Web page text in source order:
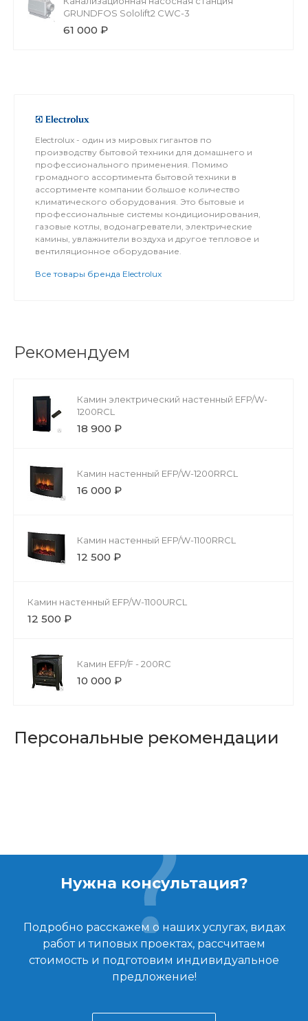
GRUNDFOS Sololift2 CWC-3
61 000 ₽
Electrolux - один из мировых гигантов по
производству бытовой техники для домашнего и
профессионального применения. Помимо
громадного ассортимента бытовой техники в
ассортименте компании большое количество
климатического оборудования. Это бытовые и
профессиональные системы кондиционирования,
газовые котлы, водонагреватели, электрические
камины, увлажнители воздуха и другое тепловое и
вентиляционное оборудование.
Все товары бренда Electrolux
Рекомендуем
Камин электрический настенный EFP/W-
1200RCL
18 900 ₽
Камин настенный EFP/W-1200RRCL
16 000 ₽
Камин настенный EFP/W-1100RRCL
12 500 ₽
Камин настенный EFP/W-1100URCL
12 500 ₽
Камин EFP/F - 200RC
10 000 ₽
Персональные рекомендации
Нужна консультация?
Подробно расскажем о наших услугах, видах
работ и типовых проектах, рассчитаем
стоимость и подготовим индивидуальное
предложение!